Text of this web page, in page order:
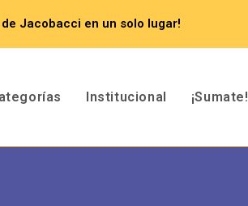
Jacobacci en un solo lugar!
Institucional ¡Sumate!